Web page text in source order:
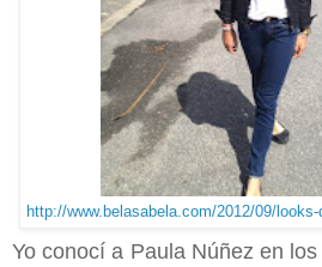
http://www.belasabela.com/2012/09/looks-
Yo conocí a Paula Núñez en